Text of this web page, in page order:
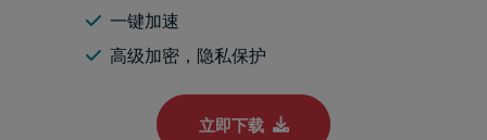
一键加速
高级加密，隐私保护
立即下载